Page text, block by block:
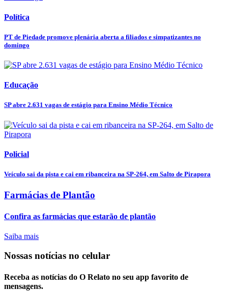
Política
PT de Piedade promove plenária aberta a filiados e simpatizantes no
domingo
Educação
SP abre 2.631 vagas de estágio para Ensino Médio Técnico
Policial
Veículo sai da pista e cai em ribanceira na SP-264, em Salto de Pirapora
Farmácias de Plantão
Confira as farmácias que estarão de plantão
Saiba mais
Nossas notícias no celular
Receba as notícias do O Relato no seu app favorito de
mensagens.